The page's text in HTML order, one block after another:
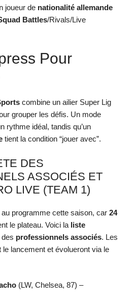
joueur de nationalité allemande
Battles/Rivals/Live
Pour
combine un ailier Super Lig
grouper les défis. Un mode
rythme idéal, tandis qu’un
tient la condition “jouer avec”.
DES
ASSOCIÉS ET
LIVE (TEAM 1)
programme cette saison, car 24
le plateau. Voici la liste
professionnels associés. Les
lancement et évolueront via le
(LW, Chelsea, 87) –